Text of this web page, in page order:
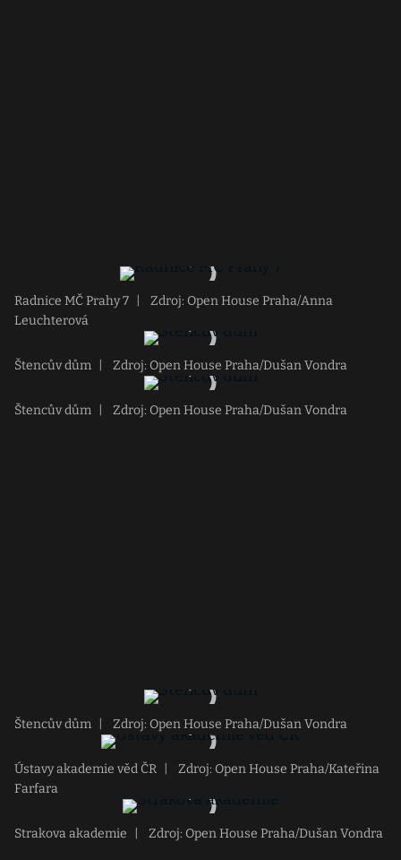
Radnice MČ Prahy 7
Zdroj: Open House Praha/Anna
Leuchterová
Štencův dům Zdroj: Open House Praha/Dušan Vondra
Štencův dům Zdroj: Open House Praha/Dušan Vondra
Štencův dům Zdroj: Open House Praha/Dušan Vondra
Ústavy akademie věd ČR
Zdroj: Open House Praha/Kateřina
Farfara
Strakova akademie Zdroj: Open House Praha/Dušan Vondra